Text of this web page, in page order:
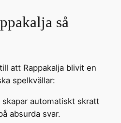
så
att Rappakalja blivit en
spelkvällar:
automatiskt skratt
absurda svar.